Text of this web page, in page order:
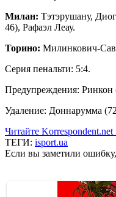
Милан: Тэтэрушану,
46), Рафаэл Леау.
Торино: Милинкович-
Серия пенальти: 5:4.
Предупреждения: Ринкон
Удаление: Доннарумма
Читайте
ТЕГИ: isport.ua
Если вы заметили